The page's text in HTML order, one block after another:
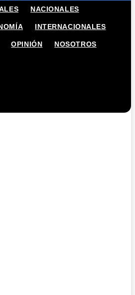
NACIONALES
INTERNACIONALES
OPINIÓN NOSOTROS